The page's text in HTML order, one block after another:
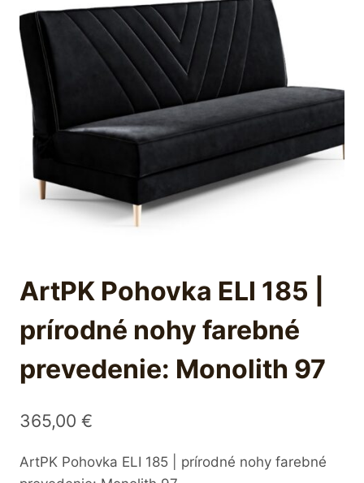
ArtPK Pohovka ELI 185 |
prírodné nohy farebné
prevedenie: Monolith 97
365,00 €
ArtPK Pohovka ELI 185 | prírodné nohy farebné